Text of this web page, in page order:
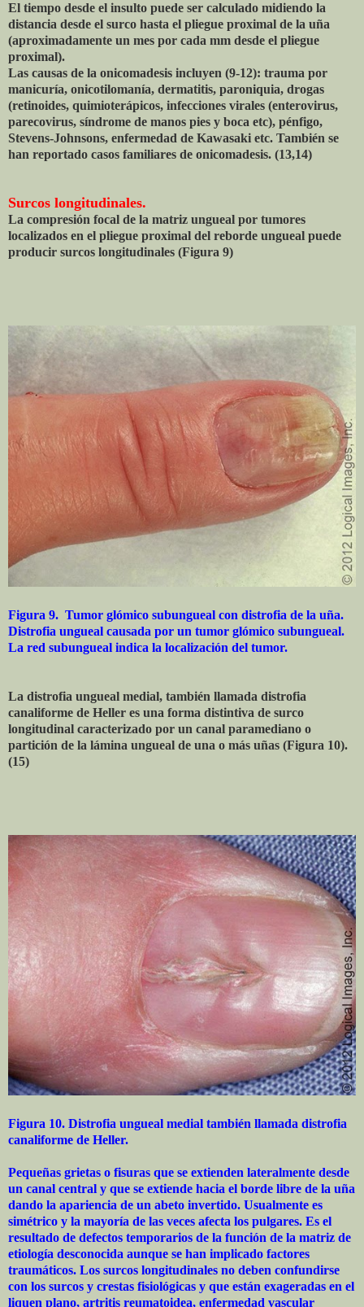
El tiempo desde el insulto puede ser calculado midiendo la
distancia desde el surco hasta el pliegue proximal de la uña
(aproximadamente un mes por cada mm desde el pliegue
proximal).
Las causas de la onicomadesis incluyen (9-12): trauma por
manicuría, onicotilomanía, dermatitis, paroniquia, drogas
(retinoides, quimioterápicos, infecciones virales (enterovirus,
parecovirus, síndrome de manos pies y boca etc), pénfigo,
Stevens-Johnsons, enfermedad de Kawasaki etc. También se
han reportado casos familiares de onicomadesis. (13,14)
Surcos longitudinales.
La compresión focal de la matriz ungueal por tumores
localizados en el pliegue proximal del reborde ungueal puede
producir surcos longitudinales (Figura 9)
Figura 9. Tumor glómico subungueal con distrofia de la uña.
Distrofia ungueal causada por un tumor glómico subungueal.
La red subungueal indica la localización del tumor.
La distrofia ungueal medial, también llamada distrofia
canaliforme de Heller es una forma distintiva de surco
longitudinal caracterizado por un canal paramediano o
partición de la lámina ungueal de una o más uñas (Figura 10).
(15)
Figura 10. Distrofia ungueal medial también llamada distrofia
canaliforme de Heller.
Pequeñas grietas o fisuras que se extienden lateralmente desde
un canal central y que se extiende hacia el borde libre de la uña
dando la apariencia de un abeto invertido. Usualmente es
simétrico y la mayoría de las veces afecta los pulgares. Es el
resultado de defectos temporarios de la función de la matriz de
etiología desconocida aunque se han implicado factores
traumáticos. Los surcos longitudinales no deben confundirse
con los surcos y crestas fisiológicas y que están exageradas en el
liquen plano, artritis reumatoidea, enfermedad vascular